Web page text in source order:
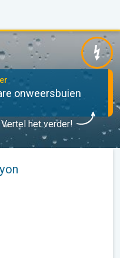
onweersbuien
Vertel het verder!